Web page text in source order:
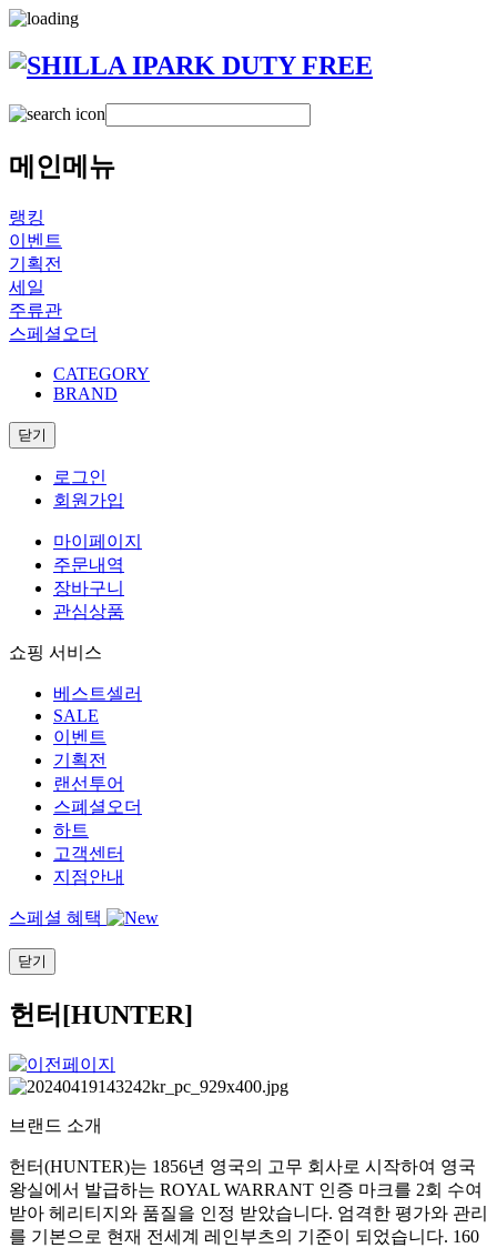
메인메뉴
랭킹
이벤트
기획전
세일
주류관
스페셜오더
CATEGORY
BRAND
닫기
로그인
회원가입
마이페이지
주문내역
장바구니
관심상품
쇼핑 서비스
베스트셀러
SALE
이벤트
기획전
랜선투어
스폐셜오더
하트
고객센터
지점안내
스페셜 혜택
닫기
헌터[HUNTER]
브랜드 소개
헌터(HUNTER)는 1856년 영국의 고무 회사로 시작하여 영국
왕실에서 발급하는 ROYAL WARRANT 인증 마크를 2회 수여
받아 헤리티지와 품질을 인정 받았습니다. 엄격한 평가와 관리
를 기본으로 현재 전세계 레인부츠의 기준이 되었습니다. 160